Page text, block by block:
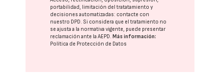
portabilidad, limitación del tratatamiento y
decisiones automatizadas: contacte con
nuestro DPD. Si considera que el tratamiento no
se ajusta a la normativa vigente, puede presentar
reclamación ante laAEPD.Más información:
Política de Protección de Datos